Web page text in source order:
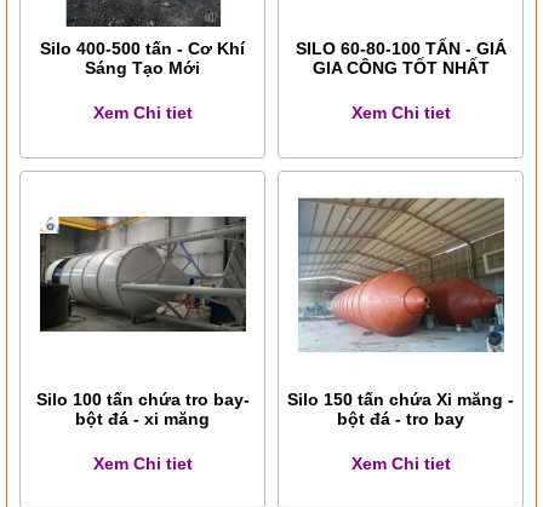
Silo 400-500 tấn - Cơ Khí
Sáng Tạo Mới
Xem Chi tiet
SILO 60-80-100 TẤN - GIÁ
GIA CÔNG TỐT NHẤT
Xem Chi tiet
Silo 100 tấn chứa tro bay-
bột đá - xi măng
Xem Chi tiet
Silo 150 tấn chứa Xi măng -
bột đá - tro bay
Xem Chi tiet